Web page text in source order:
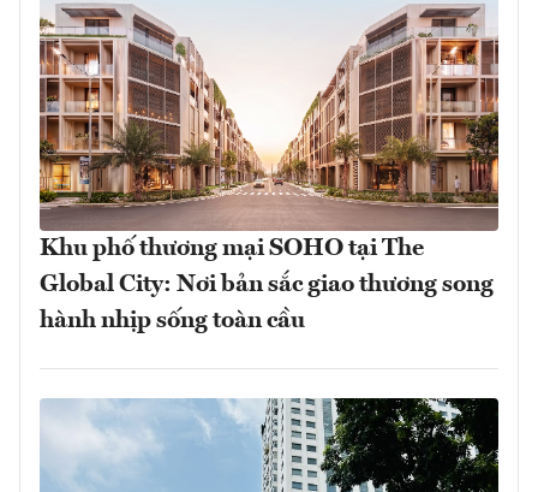
Khu phố thương mại SOHO tại The
Global City: Nơi bản sắc giao thương song
hành nhịp sống toàn cầu